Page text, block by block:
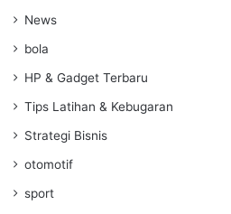
News
bola
HP & Gadget Terbaru
Tips Latihan & Kebugaran
Strategi Bisnis
otomotif
sport